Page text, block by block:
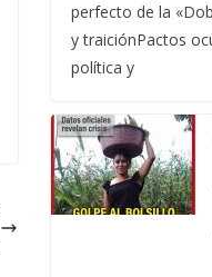
perfecto de la
y traiciónPactos
política y